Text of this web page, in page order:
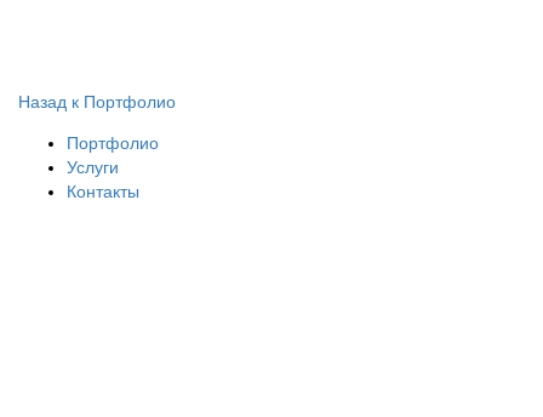
Назад к Портфолио
Портфолио
Услуги
Контакты